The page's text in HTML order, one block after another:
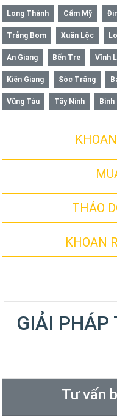
Long Thành Cẩm Mỹ
Trảng Bom Xuân Lộc
An Giang Bến Tre Vĩnh
Kiên Giang Sóc Trăng
Vũng Tàu Tây Ninh Bình
THÁO
KHOAN
GIẢI PHÁP
Tư vấn